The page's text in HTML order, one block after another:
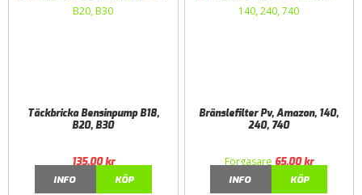
Täckbricka Bensinpump B18,
B20, B30
135,00kr
INFO
KÖP
Bränslefilter Pv, Amazon, 140,
240, 740
Förgasare 65,00kr
INFO
KÖP